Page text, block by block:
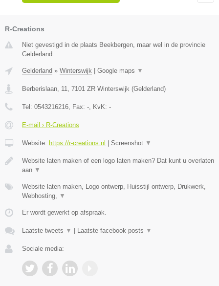
R-Creations
Niet gevestigd in de plaats Beekbergen, maar wel in de provincie
Gelderland.
Gelderland » Winterswijk Google maps ▼
Berberislaan, 11 7101 ZR Winterswijk (Gelderland)
Tel: 0543216216 , Fax: - , KvK: -
E-mail › R-Creations
Website: https://r-creations.nl Screenshot ▼
Website laten maken of een logo laten maken? Dat kunt u overlaten
aan ▼
Website laten maken, Logo ontwerp, Huisstijl ontwerp, Drukwerk,
Webhosting,
▼
Er wordt gewerkt op afspraak.
Laatste tweets ▼ Laatste facebook posts ▼
Sociale media: